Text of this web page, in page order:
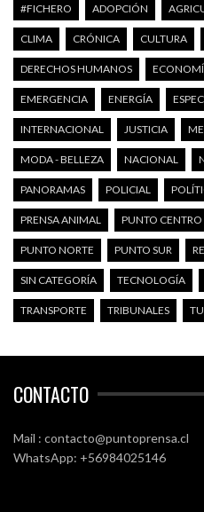
#FICHERO ADOPCIÓN
CLIMA CRÓNICA CULTURA
DERECHOS HUMANOS
EMERGENCIA ENERGÍA
INTERNACIONAL JUSTICIA
MODA - BELLEZA NACIONAL
PANORAMAS POLICIAL
PRENSA ANIMAL PUNTO CENTRO
PUNTO NORTE PUNTO SUR
SIN CATEGORÍA TECNOLOGÍA
TRANSPORTE TRIBUNALES
CONTACTO
Mail : contacto@puntoprensa.cl
WhatsApp: +56984025146